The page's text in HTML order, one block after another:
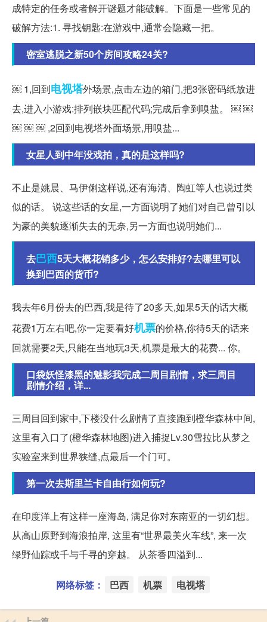
成特定的任务或者解开谜题才能破解。下面是一些常见的
破解方法:1. 寻找钥匙:在游戏中,通常会隐藏一把。
密室逃脱之新50个房间攻略24关?
￼ 1,回到电视塔外场景,点击左边的箱门,把3张密码纸放进
去,进入小游戏:排列嵌块匹配代码;完成后拿到嗅盐。 ￼ ￼
￼ ￼ ￼ ,2回到电视塔外面场景,用嗅盐...
女星人到中年没戏拍，真的是这样吗?
不止是姚晨、马伊俐这样说,还有海清、陶虹等人也说过类
似的话。 说这些话的女星,一方面说明了她们对自己曾引以
为豪的美貌逐渐失去的无奈,另一方面也说明她们...
去巴西5天大概花销多少，怎么安排好?去哪里可以
换到巴西的货币?
我去年6月份去的巴西,我是待了20多天,如果5天的话大概
花费1万左右吧,你一定要看好机票的价格,你待5天的话来
回就需要2天,只能在当地玩3天,机票是最大的花费... 你。
口袋妖怪漆黑的魅影我完成二周目剧情，求三周目
剧情介绍，详...
三周目回到家中,下楼没什么剧情了直接跑到橙华森林中间,
这里有入口了(橙华森林地图)进入捕捉Lv.30雪拉比从梦之
实验室来到世界狭缝,点最后一个门可。
第一次去斯里兰卡自由行如何玩?
在印度洋上有这样一座海岛, 满足你对东南亚的一切幻想。
从高山原野到海浪拍岸, 这里有“世界最美火车线”, 来一次
绿野仙踪或千与千寻的穿越。 从茶香四溢到...
网络标签： 巴西 机票 电视塔